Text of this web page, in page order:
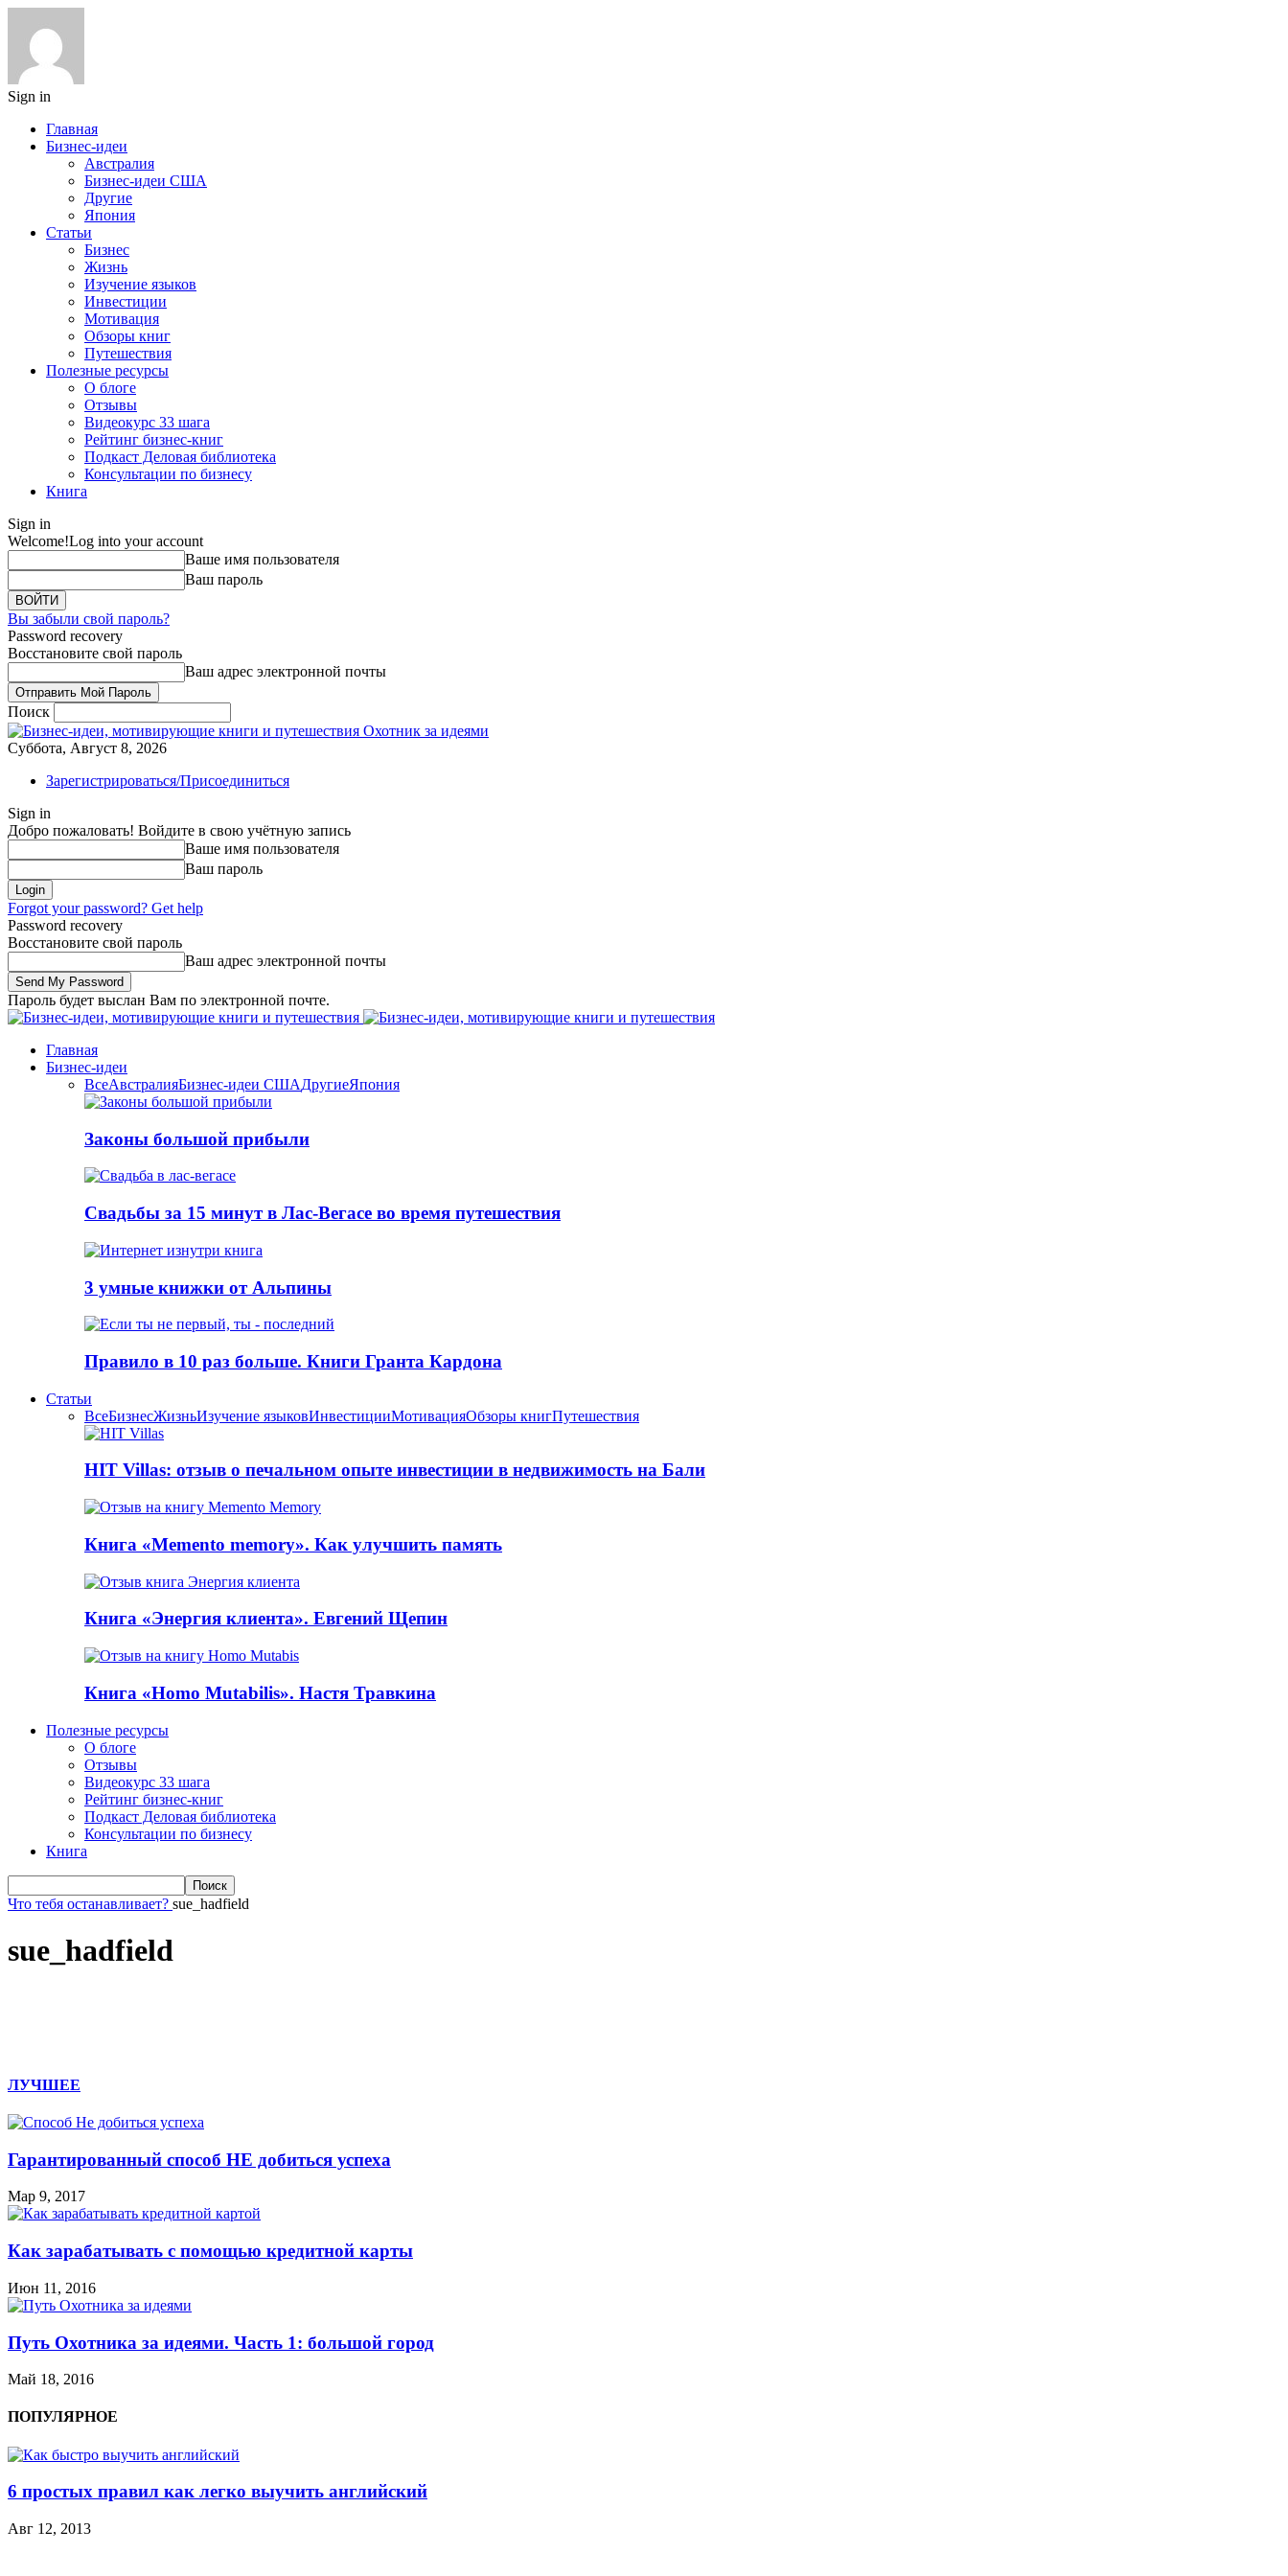
Sign in
Главная
Бизнес-идеи
Австралия
Бизнес-идеи США
Другие
Япония
Статьи
Бизнес
Жизнь
Изучение языков
Инвестиции
Мотивация
Обзоры книг
Путешествия
Полезные ресурсы
О блоге
Отзывы
Видеокурс 33 шага
Рейтинг бизнес-книг
Подкаст Деловая библиотека
Консультации по бизнесу
Книга
Sign in
Welcome!Log into your account
Ваше имя пользователя
Ваш пароль
Вы забыли свой пароль?
Password recovery
Восстановите свой пароль
Ваш адрес электронной почты
Поиск
Охотник за идеями
Суббота, Август 8, 2026
Зарегистрироваться/Присоединиться
Sign in
Добро пожаловать! Войдите в свою учётную запись
Ваше имя пользователя
Ваш пароль
Forgot your password? Get help
Password recovery
Восстановите свой пароль
Ваш адрес электронной почты
Пароль будет выслан Вам по электронной почте.
Главная
Бизнес-идеи
ВсеАвстралияБизнес-идеи СШАДругиеЯпония
Законы большой прибыли
Свадьбы за 15 минут в Лас-Вегасе во время путешествия
3 умные книжки от Альпины
Правило в 10 раз больше. Книги Грантa Кардона
Статьи
ВсеБизнесЖизньИзучение языковИнвестицииМотивацияОбзоры книгПутешествия
HIT Villas: отзыв о печальном опыте инвестиции в недвижимость на Бали
Книга «Memento memory». Как улучшить память
Книга «Энергия клиента». Евгений Щепин
Книга «Homo Mutabilis». Настя Травкина
Полезные ресурсы
О блоге
Отзывы
Видеокурс 33 шага
Рейтинг бизнес-книг
Подкаст Деловая библиотека
Консультации по бизнесу
Книга
Что тебя останавливает? sue_hadfield
sue_hadfield
ЛУЧШЕЕ
Гарантированный способ НЕ добиться успеха
Мар 9, 2017
Как зарабатывать с помощью кредитной карты
Июн 11, 2016
Путь Охотника за идеями. Часть 1: большой город
Май 18, 2016
ПОПУЛЯРНОЕ
6 простых правил как легко выучить английский
Авг 12, 2013